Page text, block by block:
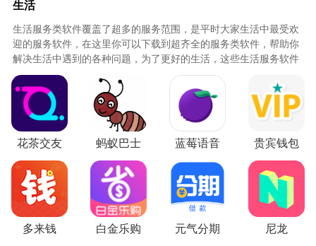
软件特色
生活
生活服务类软件覆盖了超多的服务范围，是平时大家生活中最受欢
迎的服务软件，在这里你可以下载到超齐全的服务类软件，帮助你
解决生活中遇到的各种问题，为了更好的生活，这些生活服务软件
必不可少，快来知识屋下载吧！
花茶交友 蚂蚁巴士 蓝莓语音 贵宾钱包
多来钱 白金乐购 元气分期 尼龙